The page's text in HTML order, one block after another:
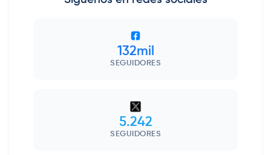
132mil
SEGUIDORES
5.242
SEGUIDORES